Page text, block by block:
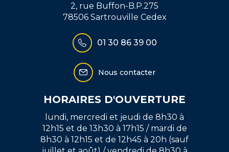
2, rue Buffon-B.P.275
78506 Sartrouville Cedex
01 30 86 39 00
Nous contacter
HORAIRES D'OUVERTURE
lundi, mercredi et jeudi de 8h30 à
12h15 et de 13h30 à 17h15 / mardi de
8h30 à 12h15 et de 12h45 à 20h (sauf